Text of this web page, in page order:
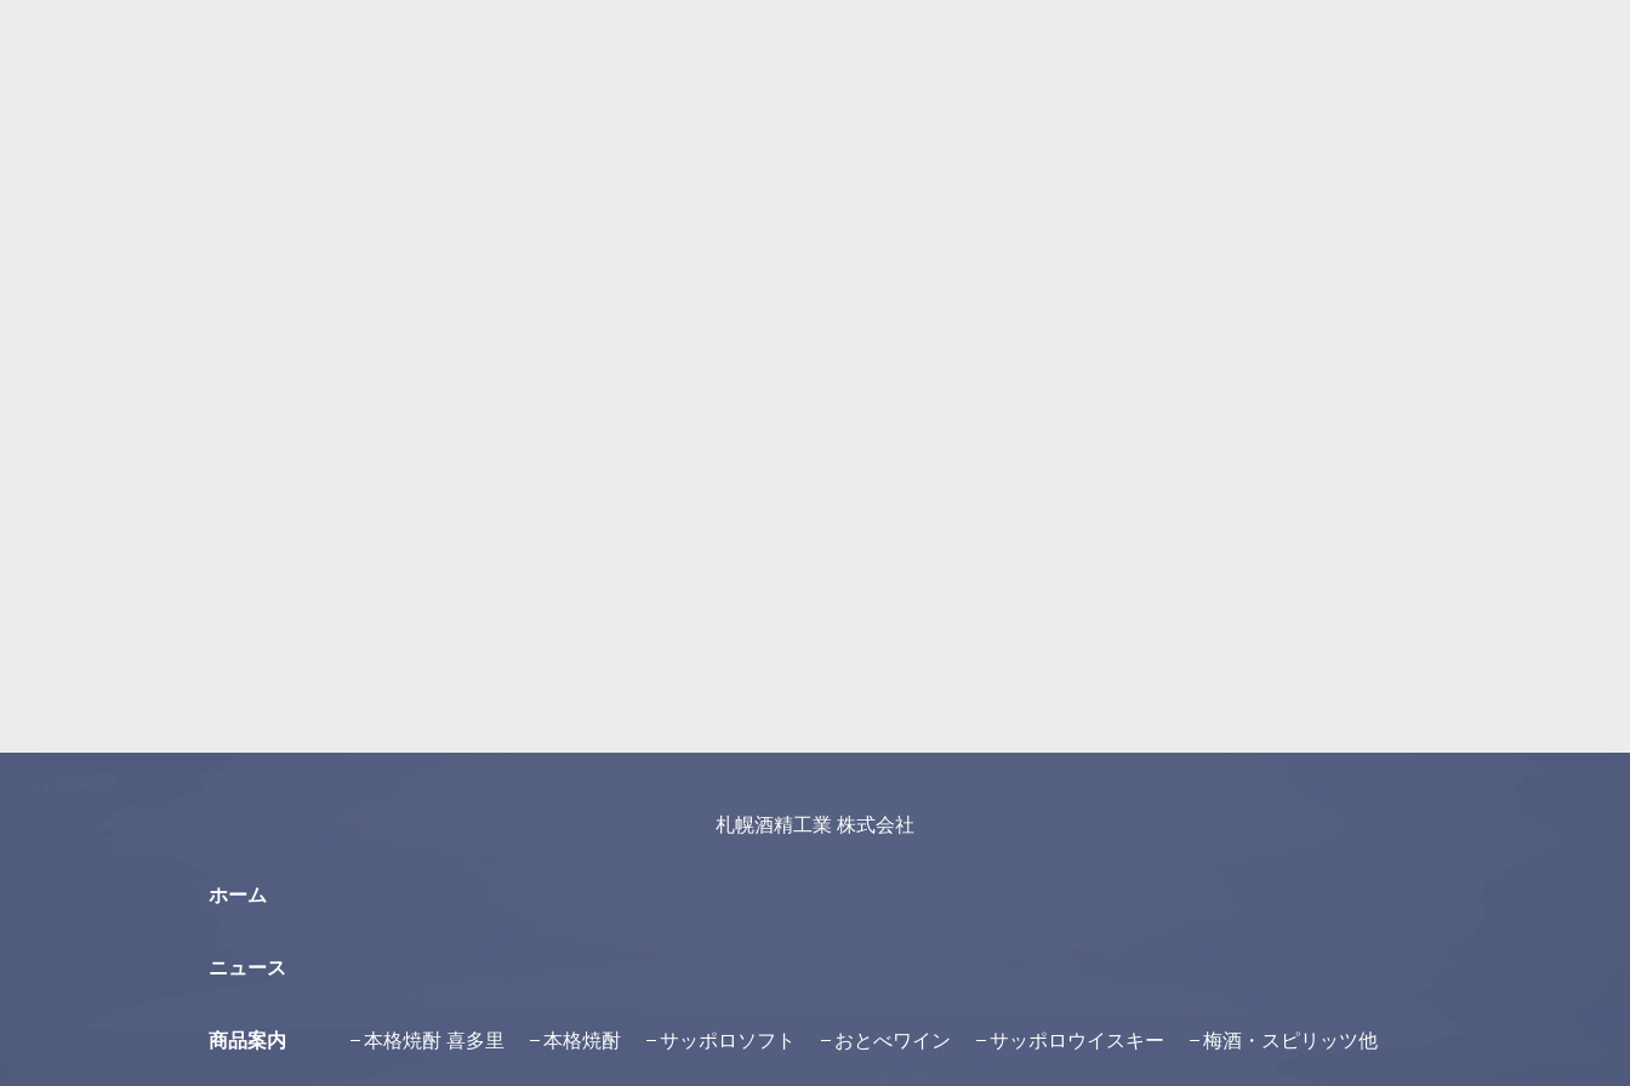
札幌酒精工業 株式会社
ホーム
ニュース
商品案内 本格焼酎 喜多里 本格焼酎 サッポロソフト おとべワイン サッポロウイスキー 梅酒・スピリッツ他